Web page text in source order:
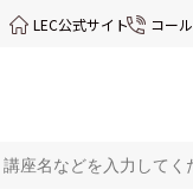
LEC公式サイト コー